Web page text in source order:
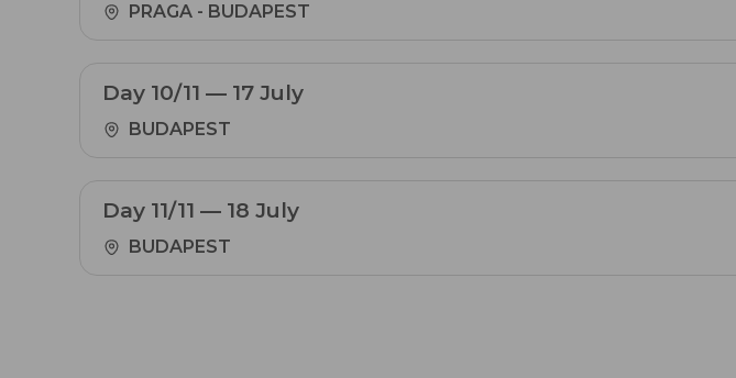
PRAGA - BUDAPEST
Day 10/11 — 17 July
BUDAPEST
Day 11/11 — 18 July
BUDAPEST